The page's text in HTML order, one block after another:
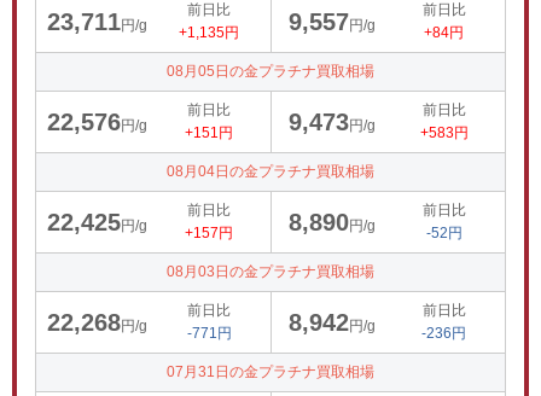
23,711円/g
前日比
+1,135円
9,557円/g
前日比
+84円
08月05日の金プラチナ買取相場
22,576円/g
前日比
+151円
9,473円/g
前日比
+583円
08月04日の金プラチナ買取相場
22,425円/g
前日比
+157円
8,890円/g
前日比
-52円
08月03日の金プラチナ買取相場
22,268円/g
前日比
-771円
8,942円/g
前日比
-236円
07月31日の金プラチナ買取相場